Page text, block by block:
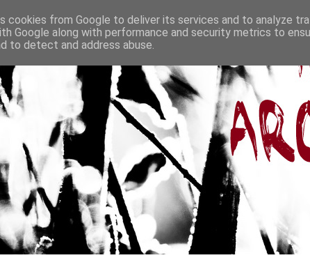
cookies from Google to deliver its services and to analyze
Google along with performance and security metrics to
to detect and address abuse.